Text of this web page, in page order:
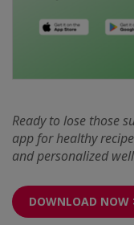
Ready to lose those
app for healthy
and personalized
DOWNLOAD NOW